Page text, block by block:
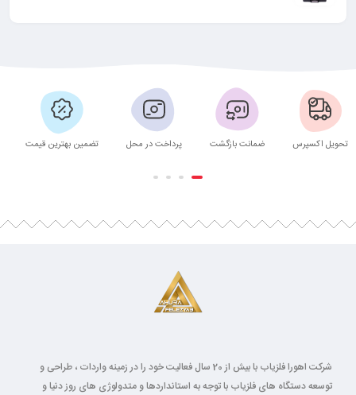
تحویل اکسپرس ضمانت بازگشت پرداخت در محل تضمین بهترین قیمت
شرکت اهورا فلزیاب با بیش از 20 سال فعالیت خود را در زمینه واردات ، طراحی و
توسعه دستگاه های فلزیاب با توجه به استانداردها و متدولوژی های روز دنیا و